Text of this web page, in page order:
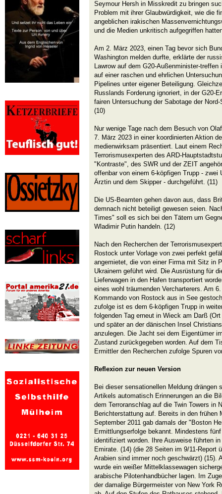
Seymour Hersh in Misskredit zu bringen
Problem mit ihrer Glaubwürdigkeit, wie die
angeblichen irakischen
und die Medien unkritisch aufgegriffen
Am 2. März 2023, einen Tag bevor sich
Washington melden durfte, erklärte der
Lawrow auf dem G20-Außenminister-
auf einer raschen und ehrlichen
Pipelines unter eigener Beteiligung.
Russlands Forderung ignoriert, in der G20-
fairen Untersuchung der Sabotage der
(10)
Nur wenige Tage nach dem Besuch von
7. März 2023 in einer koordinierten Aktion
medienwirksam präsentiert. Laut einem
Terrorismusexperten des ARD-
"Kontraste", des SWR und der ZEIT
offenbar von einem 6-köpfigen Trupp - zwei
Ärztin und dem Skipper - durchgeführt. (11)
Die US-Beamten gehen davon aus, dass
demnach nicht beteiligt gewesen seien.
Times" soll es sich bei den Tätern um
Wladimir Putin handeln. (12)
Nach den Recherchen der
Rostock unter Vorlage von zwei perfekt
angemietet, die von einer Firma mit Sitz in
Ukrainern geführt wird. Die Ausrüstung für
Lieferwagen in den Hafen transportiert
eines wohl träumenden Vercharterers. Am
Kommando von Rostock aus in See
zufolge ist es dem 6-köpfigen Trupp in
folgenden Tag erneut in Wieck am Darß
und später an der dänischen Insel
anzulegen. Die Jacht sei dem Eigentümer
Zustand zurückgegeben worden. Auf dem
Ermittler den Recherchen zufolge Spuren
Reflexion zur neuen Version
Bei dieser sensationellen Meldung drängen
Artikels automatisch Erinnerungen an die
dem Terroranschlag auf die Twin Towers in
Berichterstattung auf. Bereits in den frühen
September 2011 gab damals der "Boston
Ermittlungserfolge bekannt. Mindestens
identifiziert worden. Ihre Ausweise führten
Emirate. (14) (die 28 Seiten im 9/11-Report
Arabien sind immer noch geschwärzt) (15).
wurde ein weißer Mittelklassewagen
arabische Pilotenhandbücher lagen. Im
der damalige Bürgermeister von New York